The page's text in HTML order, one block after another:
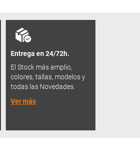
Entrega en 24/72h.
El Stock más amplio,
colores, tallas, modelos y
todas las Novedades.
Ver más